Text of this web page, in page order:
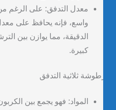
معدل التدفق: على الرغم من
الدقيقة، مما يوازن بين
كبيرة.
ثلاثية التدفق
المواد: فهو يجمع بين